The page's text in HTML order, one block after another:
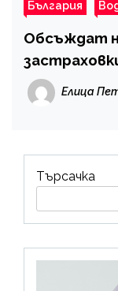
България
Обсъждат
Елица
Търсачка